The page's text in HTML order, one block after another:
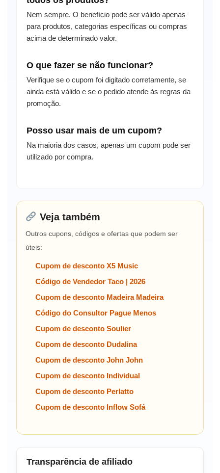
Nem sempre. O benefício pode ser válido apenas
para produtos, categorias específicas ou compras
acima de determinado valor.
O que fazer se não funcionar?
Verifique se o cupom foi digitado corretamente, se
ainda está válido e se o pedido atende às regras da
promoção.
Posso usar mais de um cupom?
Na maioria dos casos, apenas um cupom pode ser
utilizado por compra.
Veja também
Outros cupons, códigos e ofertas que podem ser
úteis:
Cupom de desconto X5 Music
Código de Vendedor Taco | 2026
Cupom de desconto Madeira Madeira
Código do Consultor Pague Menos
Cupom de desconto Soulier
Cupom de desconto Dudalina
Cupom de desconto John John
Cupom de desconto Individual
Cupom de desconto Perlatto
Cupom de desconto Inflow Sofá
Transparência de afiliado